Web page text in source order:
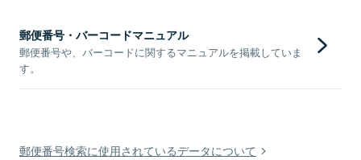
郵便番号・バーコードマニュアル
郵便番号や、バーコードに関するマニュアルを掲載していま
す。
郵便番号検索に使用されているデータについて